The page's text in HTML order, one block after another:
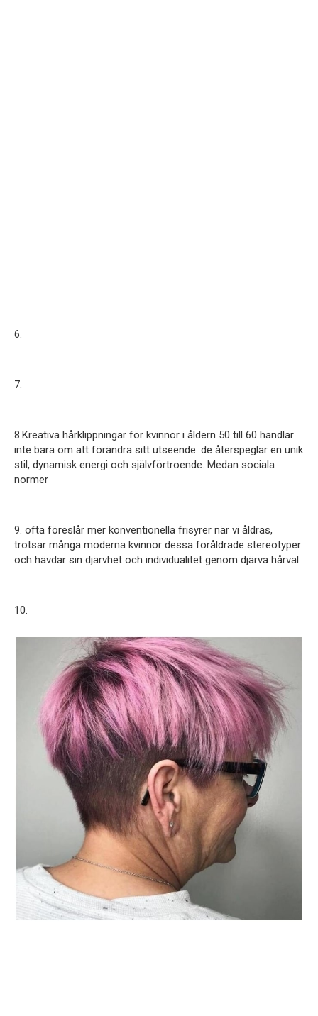
6.
7.
8.Kreativa hårklippningar för kvinnor i åldern 50 till 60 handlar
inte bara om att förändra sitt utseende: de återspeglar en unik
stil, dynamisk energi och självförtroende. Medan sociala
normer
9. ofta föreslår mer konventionella frisyrer när vi åldras,
trotsar många moderna kvinnor dessa föråldrade stereotyper
och hävdar sin djärvhet och individualitet genom djärva hårval.
10.